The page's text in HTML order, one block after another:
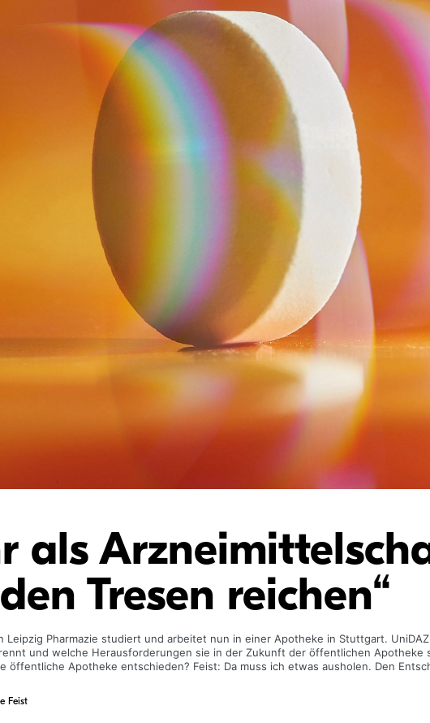
als
Tresen reichen“
Leipzig Pharmazie studiert und arbeitet nun in einer Apotheke in Stuttgart.
und welche Herausforderungen sie in der Zukunft der öffentlichen Apotheke
öffentliche Apotheke entschieden? Feist: Da muss ich etwas ausholen. Den
Feist